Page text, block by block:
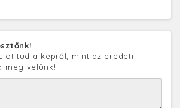
tud a képről, mint az eredeti
meg velünk!